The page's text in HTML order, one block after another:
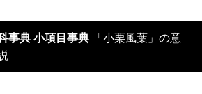
事典 小項目事典